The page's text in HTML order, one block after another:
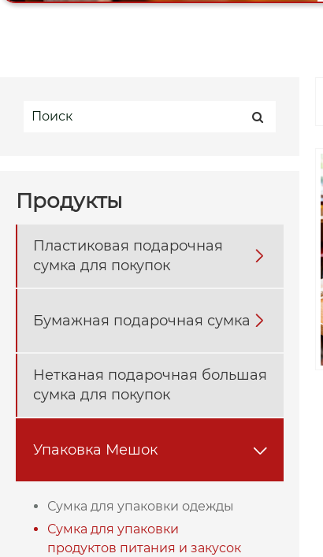
Продукты
Пластиковая подарочная
сумка для покупок

Бумажная подарочная сумка 
Нетканая подарочная большая
сумка для покупок
Упаковка Мешок 
Сумка для упаковки одежды
Сумка для упаковки
продуктов питания и закусок